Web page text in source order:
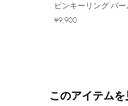
ピンキーリング パ
¥9,900
このアイテム